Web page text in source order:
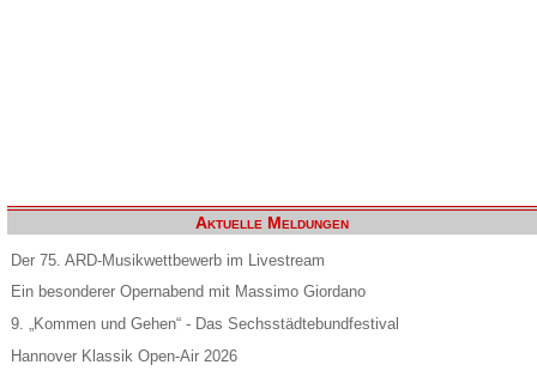
Aktuelle Meldungen
Der 75. ARD-Musikwettbewerb im Livestream
Ein besonderer Opernabend mit Massimo Giordano
9. „Kommen und Gehen“ - Das Sechsstädtebundfestival
Hannover Klassik Open-Air 2026